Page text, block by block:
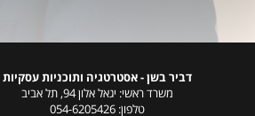
דביר בשן - אסטרטגיה ותוכניות עסקיות
משרד ראשי: יגאל אלון 94, תל אביב
טלפון:054-6205426